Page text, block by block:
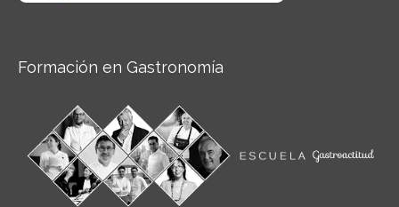
Formación en Gastronomía